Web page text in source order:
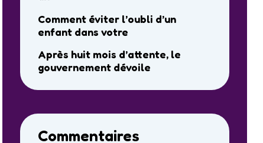
Comment éviter l’oubli d’un
enfant dans votre
Après huit mois d’attente, le
gouvernement dévoile
Commentaires